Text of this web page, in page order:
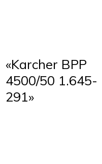
«Karcher BPP
4500/50 1.645-
291»